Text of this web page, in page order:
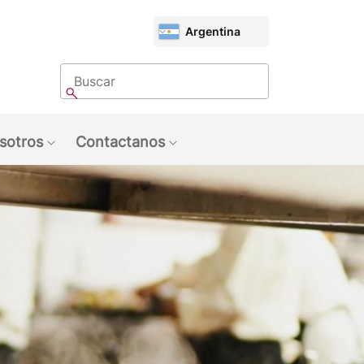
CHOOSE
MARKET
Argentina
Buscar
Buscar
Contactanos